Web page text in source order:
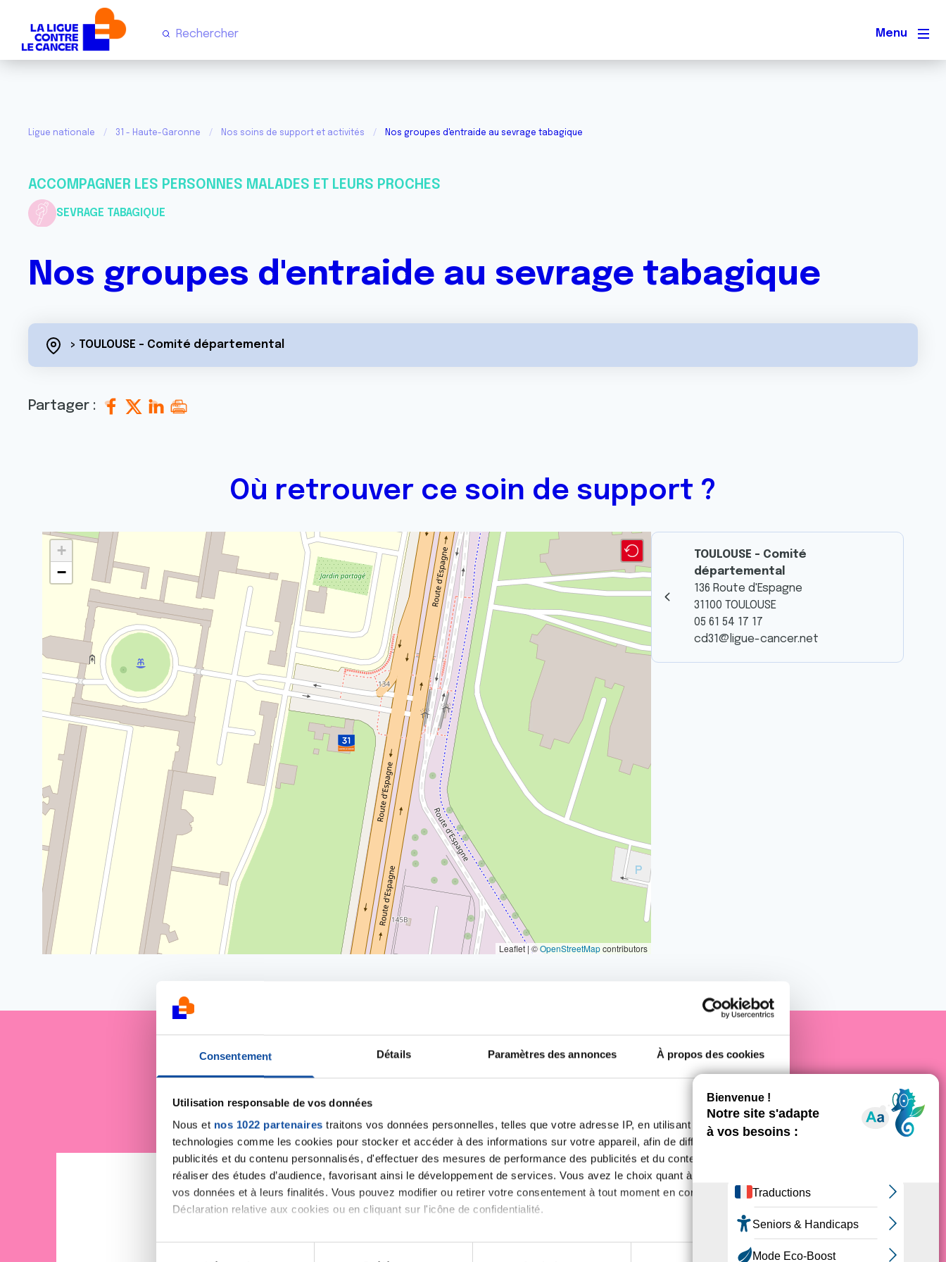
Consentement Détails Paramètres des annonces À propos des cookies
Utilisation responsable de vos données
Nous et nos 1022 partenaires traitons vos données personnelles, telles que votre adresse IP, en utilisant des
technologies comme les cookies pour stocker et accéder à des informations sur votre appareil, afin de diffuser des
publicités et du contenu personnalisés, d'effectuer des mesures de performance des publicités et du contenu, ainsi que de
réaliser des études d’audience, favorisant ainsi le développement de services. Vous avez le choix quant à l'utilisation de
vos données et à leurs finalités. Vous pouvez modifier ou retirer votre consentement à tout moment en consultant la
Déclaration relative aux cookies ou en cliquant sur l'icône de confidentialité.
Si vous le permettez, nous aimerions également :
Menu
Ligue nationale 31 - Haute-Garonne Nos soins de support et activités Nos groupes d'entraide au sevrage tabagique
ACCOMPAGNER LES PERSONNES MALADES ET LEURS PROCHES
SEVRAGE TABAGIQUE
Nos groupes d'entraide au sevrage tabagique
> TOULOUSE - Comité départemental
Partager :
Où retrouver ce soin de support ?
+
−
Leaflet | ©OpenStreetMapcontributors
TOULOUSE - Comité
départemental
136 Route d'Espagne
31100 TOULOUSE
05 61 54 17 17
cd31@ligue-cancer.net
Je soutiensla Ligue contre le cancer